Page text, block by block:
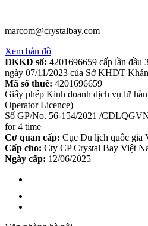
marcom@crystalbay.com
Xem bản đồ
ĐKKD số: 4201696659 cấp lần đầu
ngày 07/11/2023 của Sở KHDT
Mã số thuế: 4201696659
Giấy phép Kinh doanh dịch vụ lữ
Operator Licence)
Số GP/No. 56-154/2021 /
for 4 time
Cơ quan cấp: Cục Du lịch quốc gia
Cấp cho: Cty CP Crystal Bay Việt
Ngày cấp: 12/06/2025